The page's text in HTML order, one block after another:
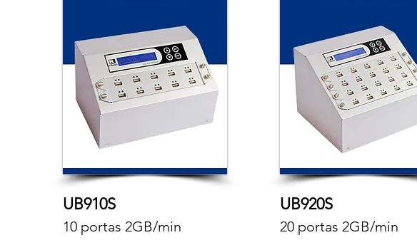
UB910S
10 portas 2GB/min
UB920S
20 portas 2GB/min